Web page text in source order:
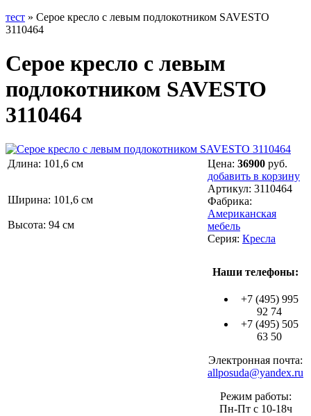
тест » Серое кресло с левым подлокотником SAVESTO
3110464
Серое кресло с левым
подлокотником SAVESTO
3110464
Длина: 101,6 см
Ширина: 101,6 см
Высота: 94 см
Цена: 36900 руб.
добавить в корзину
Артикул: 3110464
Фабрика:
Американская
мебель
Серия: Кресла
Наши телефоны:
+7 (495) 995
92 74
+7 (495) 505
63 50
Электронная почта:
allposuda@yandex.ru
Режим работы:
Пн-Пт с 10-18ч